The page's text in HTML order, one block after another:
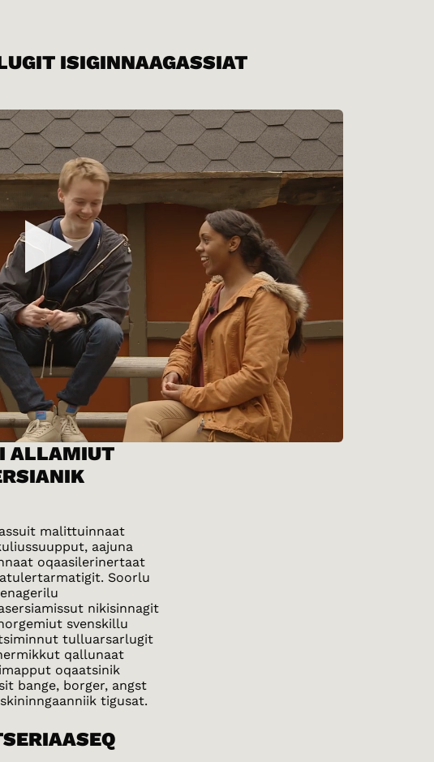
ISIGINNAAGASSIAT
ALLAMIUT
malittuinnaat
aajuna
oqaasilerinertaat
Soorlu
nikisinnagit
svenskillu
tulluarsarlugit
qallunaat
oqaatsinik
bange, borger, angst
tigusat.